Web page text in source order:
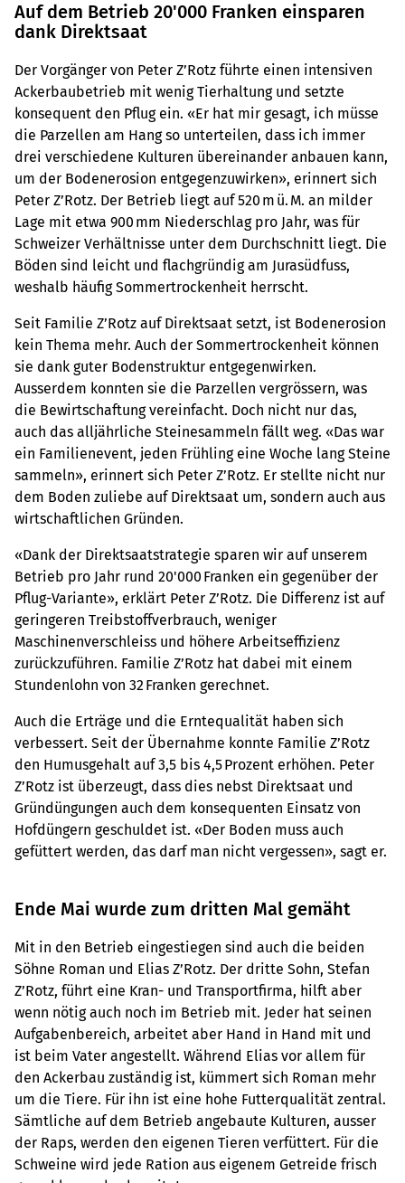
Auf dem Betrieb 20'000 Franken einsparen
dank Direktsaat
Der Vorgänger von Peter Z’Rotz führte einen intensiven
Ackerbaubetrieb mit wenig Tierhaltung und setzte
konsequent den Pflug ein. «Er hat mir gesagt, ich müsse
die Parzellen am Hang so unterteilen, dass ich immer
drei verschiedene Kulturen übereinander anbauen kann,
um der Bodenerosion entgegenzuwirken», erinnert sich
Peter Z’Rotz. Der Betrieb liegt auf 520 m ü. M. an milder
Lage mit etwa 900 mm Niederschlag pro Jahr, was für
Schweizer Verhältnisse unter dem Durchschnitt liegt. Die
Böden sind leicht und flachgründig am Jurasüdfuss,
weshalb häufig Sommertrockenheit herrscht.
Seit Familie Z’Rotz auf Direktsaat setzt, ist Bodenerosion
kein Thema mehr. Auch der Sommertrockenheit können
sie dank guter Bodenstruktur entgegenwirken.
Ausserdem konnten sie die Parzellen vergrössern, was
die Bewirtschaftung vereinfacht. Doch nicht nur das,
auch das alljährliche Steinesammeln fällt weg. «Das war
ein Familienevent, jeden Frühling eine Woche lang Steine
sammeln», erinnert sich Peter Z’Rotz. Er stellte nicht nur
dem Boden zuliebe auf Direktsaat um, sondern auch aus
wirtschaftlichen Gründen.
«Dank der Direktsaatstrategie sparen wir auf unserem
Betrieb pro Jahr rund 20'000 Franken ein gegenüber der
Pflug-Variante», erklärt Peter Z’Rotz. Die Differenz ist auf
geringeren Treibstoffverbrauch, weniger
Maschinenverschleiss und höhere Arbeitseffizienz
zurückzuführen. Familie Z’Rotz hat dabei mit einem
Stundenlohn von 32 Franken gerechnet.
Auch die Erträge und die Erntequalität haben sich
verbessert. Seit der Übernahme konnte Familie Z’Rotz
den Humusgehalt auf 3,5 bis 4,5 Prozent erhöhen. Peter
Z’Rotz ist überzeugt, dass dies nebst Direktsaat und
Gründüngungen auch dem konsequenten Einsatz von
Hofdüngern geschuldet ist. «Der Boden muss auch
gefüttert werden, das darf man nicht vergessen», sagt er.
Ende Mai wurde zum dritten Mal gemäht
Mit in den Betrieb eingestiegen sind auch die beiden
Söhne Roman und Elias Z’Rotz. Der dritte Sohn, Stefan
Z’Rotz, führt eine Kran- und Transportfirma, hilft aber
wenn nötig auch noch im Betrieb mit. Jeder hat seinen
Aufgabenbereich, arbeitet aber Hand in Hand mit und
ist beim Vater angestellt. Während Elias vor allem für
den Ackerbau zuständig ist, kümmert sich Roman mehr
um die Tiere. Für ihn ist eine hohe Futterqualität zentral.
Sämtliche auf dem Betrieb angebaute Kulturen, ausser
der Raps, werden den eigenen Tieren verfüttert. Für die
Schweine wird jede Ration aus eigenem Getreide frisch